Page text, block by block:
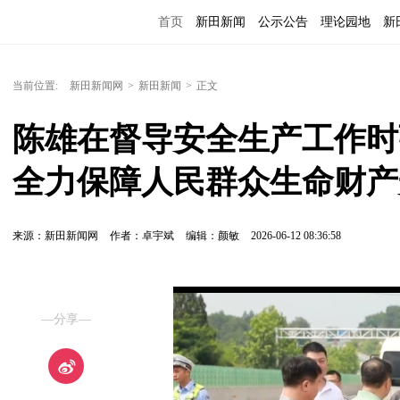
首页 新田新闻 公示公告 理论园地 新
当前位置: 新田新闻网 > 新田新闻 > 正文
陈雄在督导安全生产工作
全力保障人民群众生命财
来源：新田新闻网 作者：卓宇斌 编辑：颜敏 2026-06-12 08:36:58
—分享—